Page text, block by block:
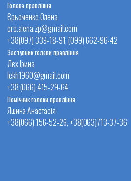
Голова правління
Єрьоменко Олена
ere.alena.zp@gmail.com
+38(097) 339-18-91, (099) 662-96-42
Заступник голови правління
Лєх Ірина
lekh1960@gmail.com
+38 (066) 415-29-64
Помічник голови правління
Яшина Анастасія
+38(066) 156-52-26, +38(063)713-37-36